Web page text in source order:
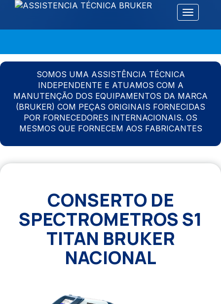
Alternar
SOMOS UMA ASSISTÊNCIA TÉCNICA
INDEPENDENTE E ATUAMOS COM A
MANUTENÇÃO DOS EQUIPAMENTOS DA MARCA
(BRUKER) COM PEÇAS ORIGINAIS FORNECIDAS
POR FORNECEDORES INTERNACIONAIS. OS
MESMOS QUE FORNECEM AOS FABRICANTES
CONSERTO DE
SPECTROMETROS S1
TITAN BRUKER
NACIONAL